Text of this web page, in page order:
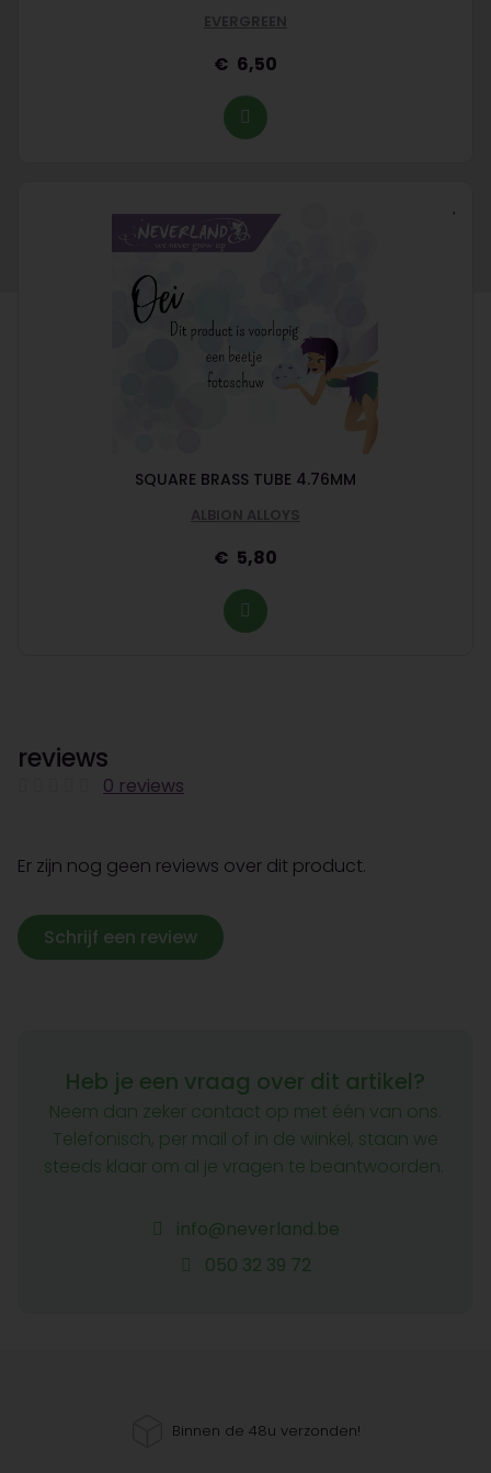
EVERGREEN
6,50
SQUARE BRASS TUBE 4.76MM
ALBION ALLOYS
5,80
reviews
0 reviews
Er zijn nog geen reviews over dit product.
Schrijf een review
Heb je een vraag over dit artikel?
Neem dan zeker contact op met één van ons.
Telefonisch, per mail of in de winkel, staan we
steeds klaar om al je vragen te beantwoorden.
info@neverland.be
050 32 39 72
Binnen de 48u verzonden!